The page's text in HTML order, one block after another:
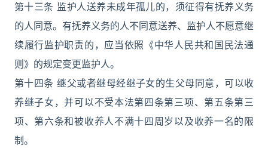
第十三条 监护人送养未成年孤儿的，须征得有抚养义务
的人同意。有抚养义务的人不同意送养、监护人不愿意继
续履行监护职责的，应当依照《中华人民共和国民法通
则》的规定变更监护人。
第十四条 继父或者继母经继子女的生父母同意，可以收
养继子女，并可以不受本法第四条第三项、第五条第三
项、第六条和被收养人不满十四周岁以及收养一名的限
制。